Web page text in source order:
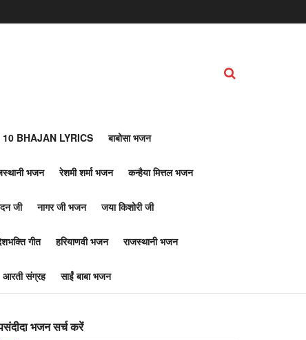
10 BHAJAN LYRICS बाबोसा भजन
भजन रेशमी शर्मा भजन कन्हैया मित्तल भजन
जी नागर जी भजन जया किशोरी जी
गीत हरियाणवी भजन राजस्थानी भजन
आरती संग्रह साईं बाबा भजन
भजन सर्च करें